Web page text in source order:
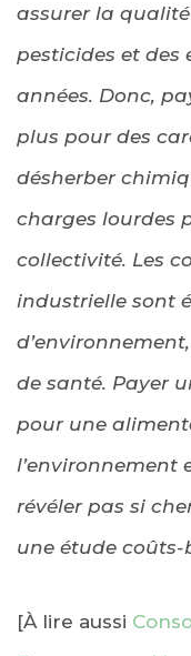
assurer la
pesticides et des
années. Donc,
plus pour des
désherber
charges lourdes
collectivité. Les
industrielle sont
de santé. Payer
pour une
l’environnement
révéler pas si
une étude coûts-
[À lire aussi